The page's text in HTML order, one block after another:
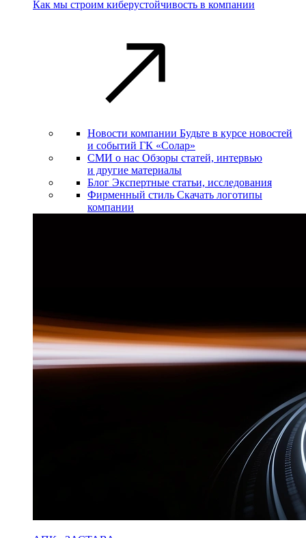
Как мы строим киберустойчивость в компании
Новости компании Будьте в курсе новостей
и событий ГК «Солар»
СМИ о нас Обзоры статей, интервью
и другие материалы
Блог Экспертные статьи, исследования
Фирменный стиль Скачать логотипы
компании